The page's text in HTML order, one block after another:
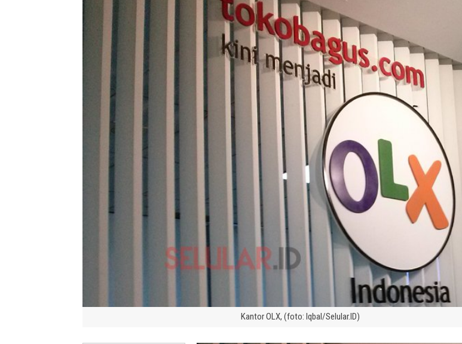
Kantor OLX, (foto: Iqbal/Selular.ID)